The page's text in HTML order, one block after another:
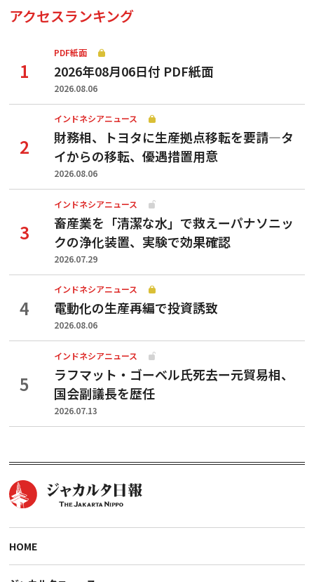
アクセスランキング
PDF紙面
2026年08月06日付 PDF紙面
2026.08.06
インドネシアニュース
財務相、トヨタに生産拠点移転を要請—タ
イからの移転、優遇措置用意
2026.08.06
インドネシアニュース
畜産業を「清潔な水」で救えーパナソニッ
クの浄化装置、実験で効果確認
2026.07.29
インドネシアニュース
電動化の生産再編で投資誘致
2026.08.06
インドネシアニュース
ラフマット・ゴーベル氏死去ー元貿易相、
国会副議長を歴任
2026.07.13
HOME